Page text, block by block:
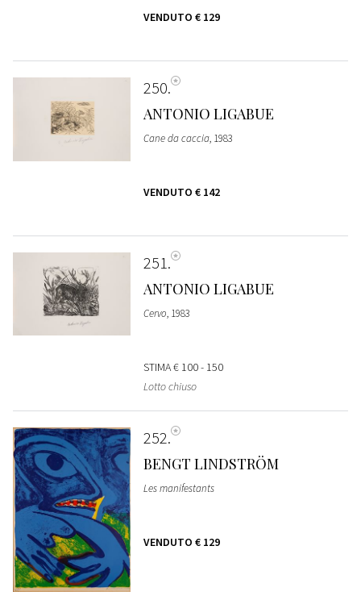
VENDUTO € 129
250
ANTONIO LIGABUE
Cane da caccia, 1983
VENDUTO € 142
251
ANTONIO LIGABUE
Cervo, 1983
STIMA€ 100 - 150
Lotto chiuso
252
BENGT LINDSTRÖM
Les manifestants
VENDUTO € 129